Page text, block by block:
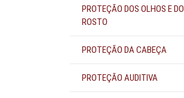
PROTEÇÃO DOS OLHOS E DO
ROSTO
PROTEÇÃO DA CABEÇA
PROTEÇÃO AUDITIVA